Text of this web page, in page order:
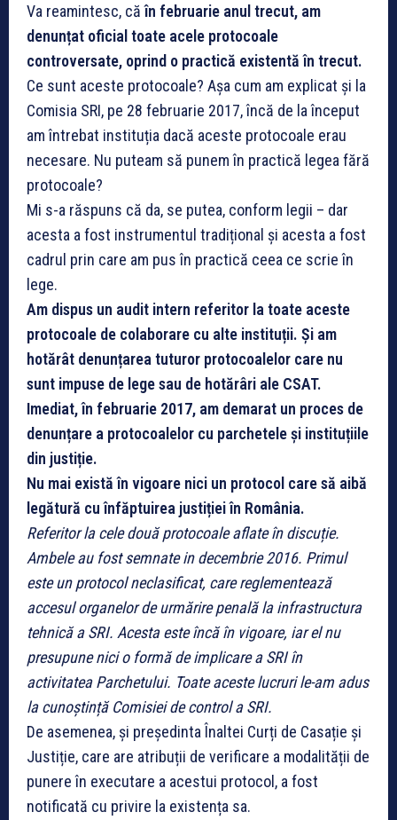
Va reamintesc, căîn februarie anul trecut, am
denunțat oficial toate acele protocoale
controversate, oprind o practică existentă în trecut.
Ce sunt aceste protocoale? Așa cum am explicat și la
Comisia SRI, pe 28 februarie 2017, încă de la început
am întrebat instituția dacă aceste protocoale erau
necesare. Nu puteam să punem în practică legea fără
protocoale?
Mi s-a răspuns că da, se putea, conform legii – dar
acesta a fost instrumentul tradițional și acesta a fost
cadrul prin care am pus în practică ceea ce scrie în
lege.
Am dispus un audit intern referitor la toate aceste
protocoale de colaborare cu alte instituții. Și am
hotărât denunțarea tuturor protocoalelor care nu
sunt impuse de lege sau de hotărâri ale CSAT.
Imediat, în februarie 2017, am demarat un proces de
denunțare a protocoalelor cu parchetele și instituțiile
din justiție.
Nu mai există în vigoare nici un protocol care să aibă
legătură cu înfăptuirea justiției în România.
Referitor la cele două protocoale aflate în discuție.
Ambele au fost semnate in decembrie 2016. Primul
este un protocol neclasificat, care reglementează
accesul organelor de urmărire penală la infrastructura
tehnică a SRI. Acesta este încă în vigoare, iar el nu
presupune nici o formă de implicare a SRI în
activitatea Parchetului. Toate aceste lucruri le-am adus
la cunoștință Comisiei de control a SRI.
De asemenea, și președinta Înaltei Curți de Casație și
Justiție, care are atribuții de verificare a modalității de
punere în executare a acestui protocol, a fost
notificată cu privire la existența sa.